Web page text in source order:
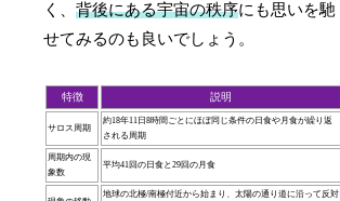
く、背後にある宇宙の秩序にも思いを馳
せてみるのも良いでしょう。
特徴 説明
サロス周期
約18年11日8時間ごとにほぼ同じ条件の日食や月食が繰り返
される周期
周期内の現
象数
平均41回の日食と29回の月食
地球の北極/南極付近から始まり、太陽の通り道に沿って反対